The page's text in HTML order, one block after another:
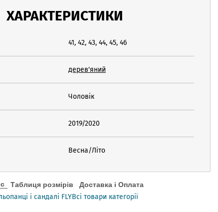
ХАРАКТЕРИСТИКИ
41, 42, 43, 44, 45, 46
дерев'яний
Чоловік
2019/2020
Весна/Літо
Таблиця розмірів Доставка і Оплата
і сандалі FLYВсі товари категорії